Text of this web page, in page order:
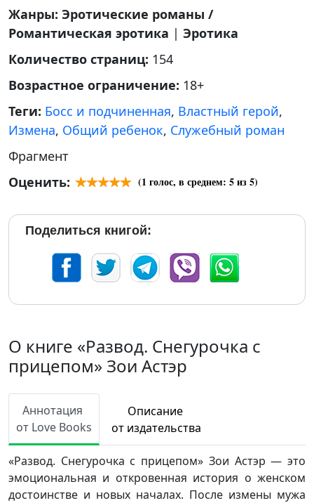
Жанры: Эротические романы /
Романтическая эротика | Эротика
Количество страниц: 154
Возрастное ограничение: 18+
Теги: Босс и подчиненная, Властный герой,
Измена, Общий ребенок, Служебный роман
Фрагмент
Оценить:
(1 голос, в среднем: 5из 5)
Поделиться книгой:
О книге «Развод. Снегурочка с
прицепом» Зои Астэр
Аннотация
от Love Books
Описание
от издательства
«Развод. Снегурочка с прицепом» Зои Астэр — это
эмоциональная и откровенная история о женском
достоинстве и новых началах. После измены мужа